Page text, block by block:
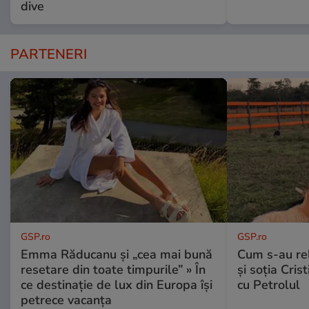
dive
PARTENERI
GSP.ro
Emma Răducanu și „cea mai bună
resetare din toate timpurile” » În
ce destinație de lux din Europa își
petrece vacanța
GSP.ro
Cum s-au
și soția
cu Petrolul